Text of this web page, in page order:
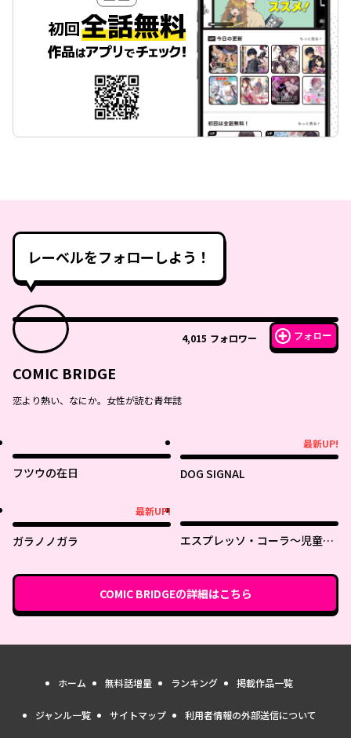
レーベルをフォローしよう！
4,015 フォロワー フォロー
COMIC BRIDGE
恋より熱い、なにか。女性が読む青年誌
フツウの在日
最新UP!
DOG SIGNAL
最新UP!
ガラノノガラ
エスプレッソ・コーラ～児童発
COMIC BRIDGEの詳細はこちら
ホーム 無料話増量 ランキング 掲載作品一覧
ジャンル一覧 サイトマップ 利用者情報の外部送信について